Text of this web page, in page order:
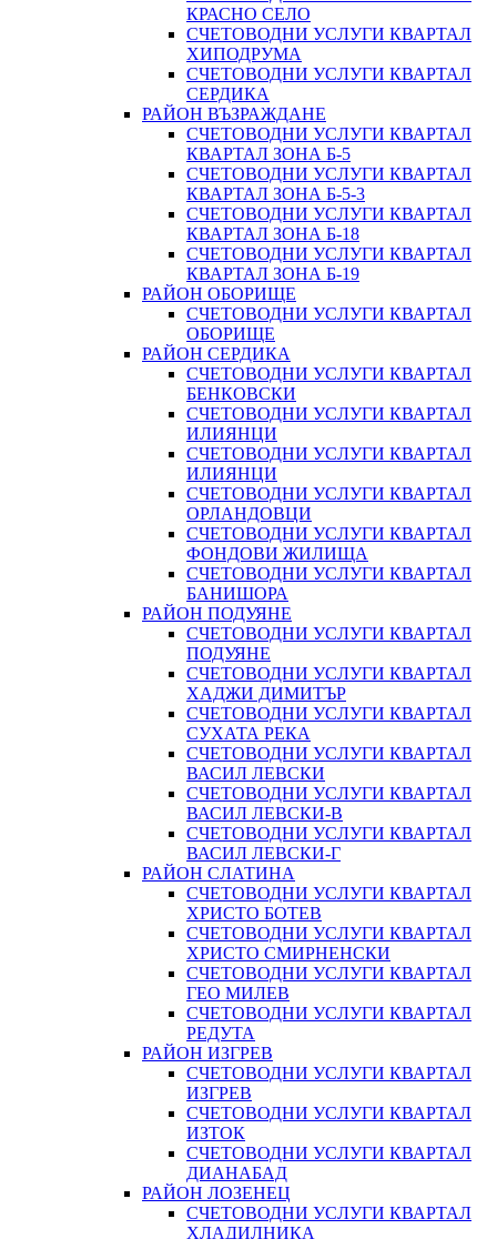
КРАСНО СЕЛО
СЧЕТОВОДНИ УСЛУГИ КВАРТАЛ
ХИПОДРУМА
СЧЕТОВОДНИ УСЛУГИ КВАРТАЛ
СЕРДИКА
РАЙОН ВЪЗРАЖДАНЕ
СЧЕТОВОДНИ УСЛУГИ КВАРТАЛ
КВАРТАЛ ЗОНА Б-5
СЧЕТОВОДНИ УСЛУГИ КВАРТАЛ
КВАРТАЛ ЗОНА Б-5-3
СЧЕТОВОДНИ УСЛУГИ КВАРТАЛ
КВАРТАЛ ЗОНА Б-18
СЧЕТОВОДНИ УСЛУГИ КВАРТАЛ
КВАРТАЛ ЗОНА Б-19
РАЙОН ОБОРИЩЕ
СЧЕТОВОДНИ УСЛУГИ КВАРТАЛ
ОБОРИЩЕ
РАЙОН СЕРДИКА
СЧЕТОВОДНИ УСЛУГИ КВАРТАЛ
БЕНКОВСКИ
СЧЕТОВОДНИ УСЛУГИ КВАРТАЛ
ИЛИЯНЦИ
СЧЕТОВОДНИ УСЛУГИ КВАРТАЛ
ИЛИЯНЦИ
СЧЕТОВОДНИ УСЛУГИ КВАРТАЛ
ОРЛАНДОВЦИ
СЧЕТОВОДНИ УСЛУГИ КВАРТАЛ
ФОНДОВИ ЖИЛИЩА
СЧЕТОВОДНИ УСЛУГИ КВАРТАЛ
БАНИШОРА
РАЙОН ПОДУЯНЕ
СЧЕТОВОДНИ УСЛУГИ КВАРТАЛ
ПОДУЯНЕ
СЧЕТОВОДНИ УСЛУГИ КВАРТАЛ
ХАДЖИ ДИМИТЪР
СЧЕТОВОДНИ УСЛУГИ КВАРТАЛ
СУХАТА РЕКА
СЧЕТОВОДНИ УСЛУГИ КВАРТАЛ
ВАСИЛ ЛЕВСКИ
СЧЕТОВОДНИ УСЛУГИ КВАРТАЛ
ВАСИЛ ЛЕВСКИ-В
СЧЕТОВОДНИ УСЛУГИ КВАРТАЛ
ВАСИЛ ЛЕВСКИ-Г
РАЙОН СЛАТИНА
СЧЕТОВОДНИ УСЛУГИ КВАРТАЛ
ХРИСТО БОТЕВ
СЧЕТОВОДНИ УСЛУГИ КВАРТАЛ
ХРИСТО СМИРНЕНСКИ
СЧЕТОВОДНИ УСЛУГИ КВАРТАЛ
ГЕО МИЛЕВ
СЧЕТОВОДНИ УСЛУГИ КВАРТАЛ
РЕДУТА
РАЙОН ИЗГРЕВ
СЧЕТОВОДНИ УСЛУГИ КВАРТАЛ
ИЗГРЕВ
СЧЕТОВОДНИ УСЛУГИ КВАРТАЛ
ИЗТОК
СЧЕТОВОДНИ УСЛУГИ КВАРТАЛ
ДИАНАБАД
РАЙОН ЛОЗЕНЕЦ
СЧЕТОВОДНИ УСЛУГИ КВАРТАЛ
ХЛАДИЛНИКА